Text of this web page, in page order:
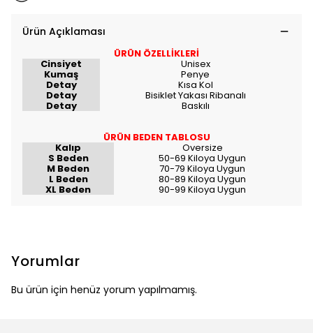
Ürün Açıklaması
ÜRÜN ÖZELLİKLERİ
Cinsiyet Unisex
Kumaş Penye
Detay Kısa Kol
Detay Bisiklet Yakası Ribanalı
Detay Baskılı
ÜRÜN BEDEN TABLOSU
Kalıp Oversize
S Beden 50-69 Kiloya Uygun
M Beden 70-79 Kiloya Uygun
L Beden 80-89 Kiloya Uygun
XL Beden 90-99 Kiloya Uygun
Yorumlar
Bu ürün için henüz yorum yapılmamış.